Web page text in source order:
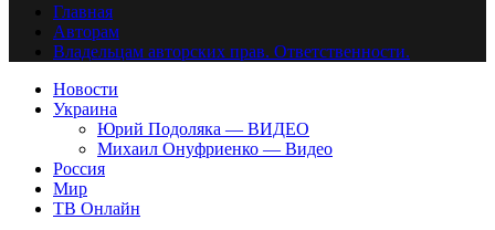
Главная
Авторам
Владельцам авторских прав. Ответственности.
Новости
Украина
Юрий Подоляка — ВИДЕО
Михаил Онуфриенко — Видео
Россия
Мир
ТВ Онлайн